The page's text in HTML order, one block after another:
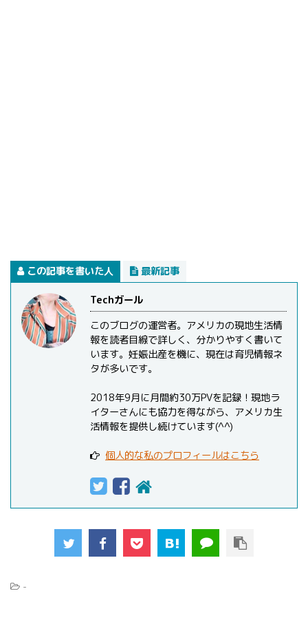
この記事を書いた人 最新記事
Techガール
このブログの運営者。アメリカの現地生活情
報を読者目線で詳しく、分かりやすく書いて
います。妊娠出産を機に、現在は育児情報ネ
タが多いです。
2018年9月に月間約30万PVを記録！現地ラ
イターさんにも協力を得ながら、アメリカ生
活情報を提供し続けています(^^)
個人的な私のプロフィールはこちら
-